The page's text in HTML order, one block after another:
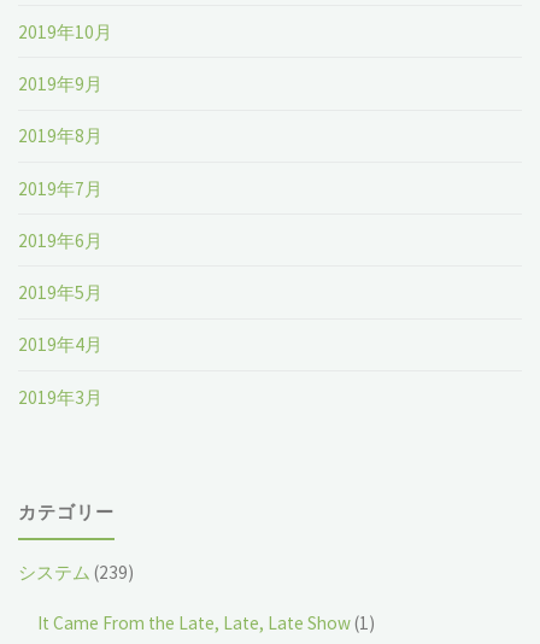
2019年10月
2019年9月
2019年8月
2019年7月
2019年6月
2019年5月
2019年4月
2019年3月
カテゴリー
システム (239)
It Came From the Late, Late, Late Show(1)